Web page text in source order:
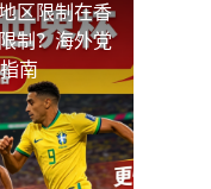
区限制在香
制？海外党
南